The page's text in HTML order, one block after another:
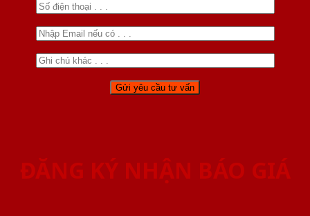
ĐĂNG KÝ NHẬN BÁO GIÁ